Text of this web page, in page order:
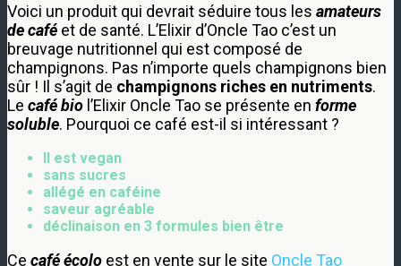
Voici un produit qui devrait séduire tous les amateurs
de café et de santé. L’Elixir d’Oncle Tao c’est un
breuvage nutritionnel qui est composé de
champignons. Pas n’importe quels champignons bien
sûr ! Il s’agit de champignons riches en nutriments.
Le café bio l’Elixir Oncle Tao se présente en forme
soluble. Pourquoi ce café est-il si intéressant ?
Il est vegan
sans sucres
allégé en caféine
saveur agréable
déclinaison en 3 formules bien être
Ce café écolo est en vente sur le site Oncle Tao